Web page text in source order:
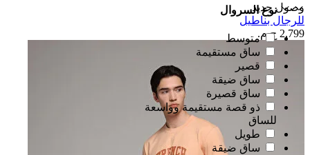
نوع السروال
متوسط
ساق مستقيمة
قصير
ساق ضيقة
ساق قصيرة
ذو قصة مستقيمة وواسعة
للساق
طويل
ساق ضيقة
وصول جديد
للرجال بناطيل
2,799 ج.م.‏